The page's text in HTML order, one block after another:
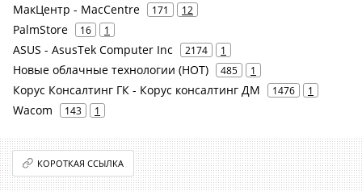
МакЦентр - MacCentre 171 12
PalmStore 16 1
ASUS - AsusTek Computer Inc 2174 1
Новые облачные технологии (НОТ) 485 1
Корус Консалтинг ГК - Корус консалтинг ДМ 1476 1
Wacom 143 1
КОРОТКАЯ ССЫЛКА